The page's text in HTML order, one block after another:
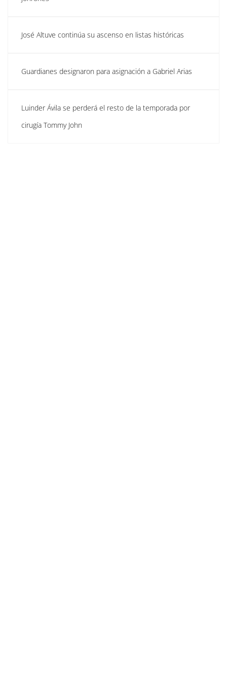
José Altuve continúa su ascenso en listas históricas
Guardianes designaron para asignación a Gabriel Arias
Luinder Ávila se perderá el resto de la temporada por
cirugía Tommy John